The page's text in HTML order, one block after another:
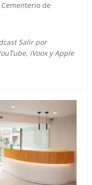
de
Salir por
iVoox y Apple